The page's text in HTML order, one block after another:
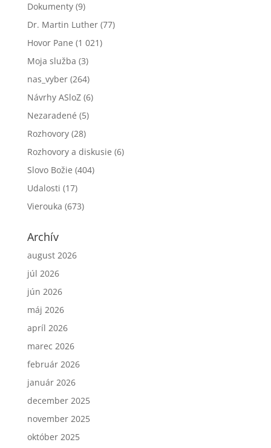
Dokumenty(9)
Dr. Martin Luther(77)
Hovor Pane (1 021)
Moja služba (3)
nas_vyber(264)
Návrhy ASloZ(6)
Nezaradené (5)
Rozhovory(28)
Rozhovory a diskusie (6)
Slovo Božie (404)
Udalosti (17)
Vierouka (673)
Archív
august 2026
júl 2026
jún 2026
máj 2026
apríl 2026
marec 2026
február 2026
január 2026
december 2025
november 2025
október 2025